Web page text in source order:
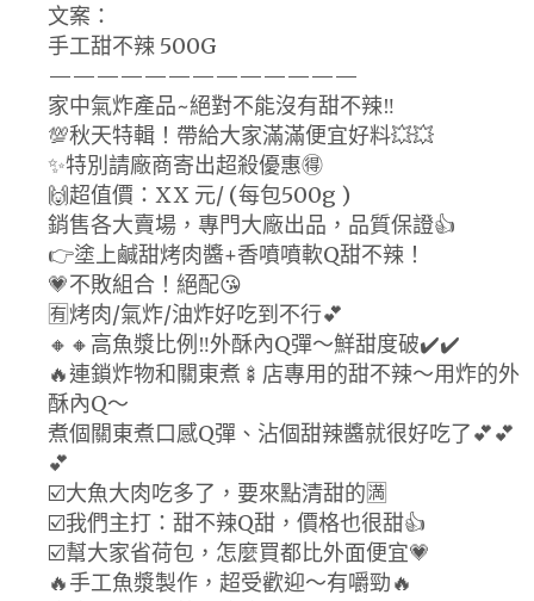
文案：
手工甜不辣 500G
—————————————
家中氣炸產品~絕對不能沒有甜不辣‼️
💯秋天特輯！帶給大家滿滿便宜好料💥💥
✨特別請廠商寄出超殺優惠🉐
🙌超值價：XX 元/ (每包500g )
銷售各大賣場，專門大廠出品，品質保證👍
👉塗上鹹甜烤肉醬+香噴噴軟Q甜不辣！
💗不敗組合！絕配😘
🈶️烤肉/氣炸/油炸好吃到不行💕
🔸🔸高魚漿比例‼️外酥內Q彈～鮮甜度破✔️✔️
🔥連鎖炸物和關東煮🍢店專用的甜不辣～用炸的外
酥內Q～
煮個關東煮口感Q彈、沾個甜辣醬就很好吃了💕💕
💕
☑️大魚大肉吃多了，要來點清甜的🈵
☑️我們主打：甜不辣Q甜，價格也很甜👍
☑️幫大家省荷包，怎麼買都比外面便宜💗
🔥手工魚漿製作，超受歡迎～有嚼勁🔥